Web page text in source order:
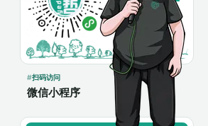
扫码访问
微信小程序